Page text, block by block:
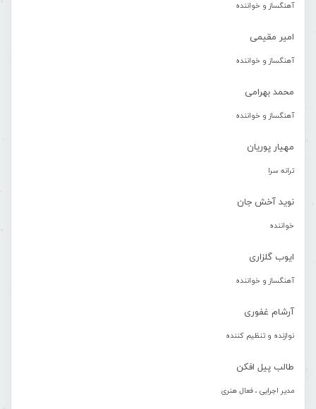
آهنگساز و خواننده
امیر مقیمی
آهنگساز و خواننده
محمد بهرامی
آهنگساز و خواننده
مهیار پوریان
ترانه سرا
نوید آخش جان
خواننده
ایوب گلزاری
آهنگساز و خواننده
آرشام غفوری
نوازنده و تنظیم کننده
طالب پیل افکن
مدیر اجرایی ، فعال هنری